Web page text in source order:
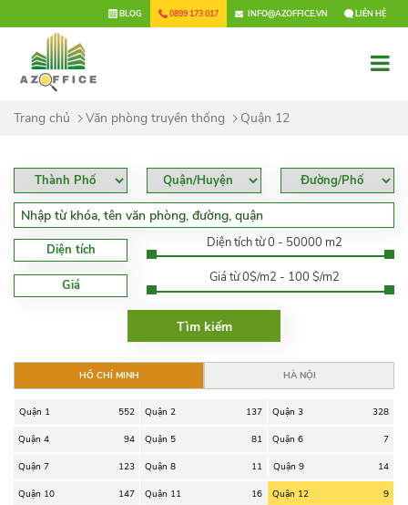
BLOG 0899 173 017 INFO@AZOFFICE.VN LIÊN HỆ×
Trang chủ Văn phòng truyền thống Quận 12
Diện tích Diện tích từ 0 - 50000 m2
Giá Giá từ 0$/m2 - 100 $/m2
HỒ CHÍ MINH HÀ NỘI
Quận 1 552 Quận 2 137 Quận 3 328
Quận 4 94 Quận 5 81 Quận 6 7
Quận 7 123 Quận 8 11 Quận 9 14
Quận 10 147 Quận 11 16 Quận 12 9